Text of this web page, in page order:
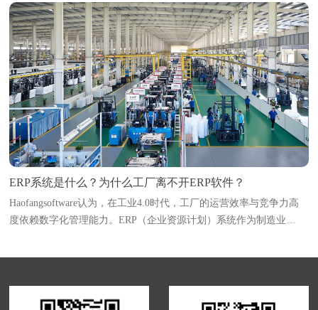
ERP系统是什么？为什么工厂离不开ERP软件？
Haofangsoftware认为，在工业4.0时代，工厂的运营效率与竞争力高
度依赖数字化管理能力。ERP（企业资源计划）系统作为制造业